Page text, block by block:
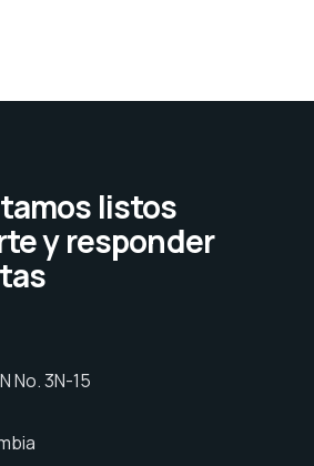
listos
y responder
No. 3N-15